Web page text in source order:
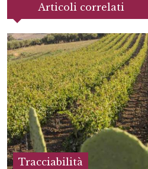
Articoli correlati
Tracciabilità